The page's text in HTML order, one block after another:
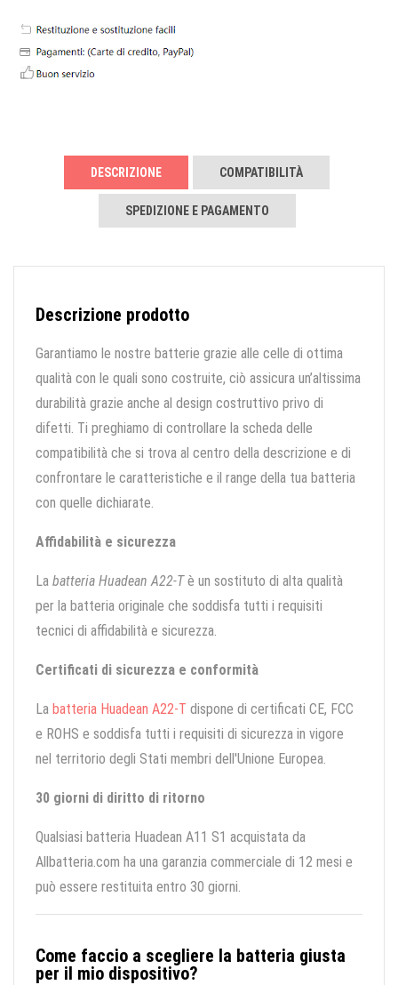
DESCRIZIONE COMPATIBILITÀ
SPEDIZIONE E PAGAMENTO
Descrizione prodotto
Garantiamo le nostre batterie grazie alle celle di ottima
qualità con le quali sono costruite, ciò assicura un’altissima
durabilità grazie anche al design costruttivo privo di
difetti. Ti preghiamo di controllare la scheda delle
compatibilità che si trova al centro della descrizione e di
confrontare le caratteristiche e il range della tua batteria
con quelle dichiarate.
Affidabilità e sicurezza
La batteria Huadean A22-Tè un sostituto di alta qualità
per la batteria originale che soddisfa tutti i requisiti
tecnici di affidabilità e sicurezza.
Certificati di sicurezza e conformità
La batteria Huadean A22-T dispone di certificati CE, FCC
e ROHS e soddisfa tutti i requisiti di sicurezza in vigore
nel territorio degli Stati membri dell'Unione Europea.
30 giorni di diritto di ritorno
Qualsiasi batteria Huadean A11 S1 acquistata da
Allbatteria.com ha una garanzia commerciale di 12 mesi e
può essere restituita entro 30 giorni.
Come faccio a scegliere la batteria giusta
per il mio dispositivo?